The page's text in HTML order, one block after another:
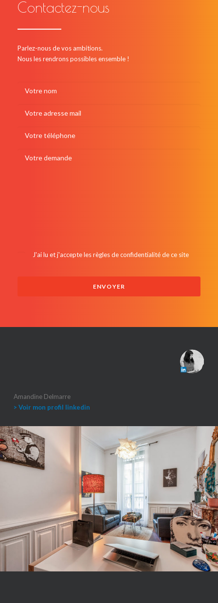
Contactez-nous
Parlez-nous de vos ambitions.
Nous les rendrons possibles ensemble !
J'ai lu et j'accepte lesrègles de confidentialité de ce site
Amandine Delmarre
> Voir mon profil linkedin